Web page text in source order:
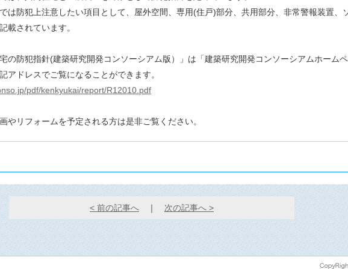
は防犯上注意したい項目として、屋外空間、専用(住戸)部分、共用部分、非常警報装置、
載されています。
宅の防犯指針(建築研究開発コンソーシアム版）」は「建築研究開発コンソーシアムホームペ
アドレスでご覧になることができます。
pdf/kenkyukai/report/R12010.pdf
やリフォームを予定される方は是非ご覧ください。
< 前の記事へ ｜ 次の記事へ >